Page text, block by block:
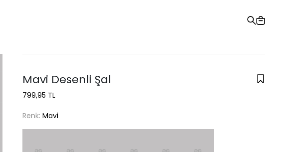
Mavi Desenli Şal
799,95 TL
Renk: Mavi